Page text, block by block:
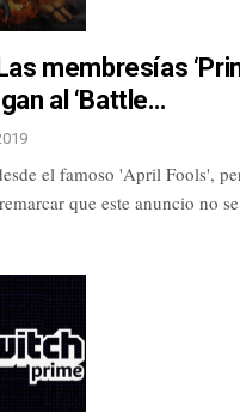
membresías
al ‘Battle…
el famoso 'April Fools',
que este anuncio no